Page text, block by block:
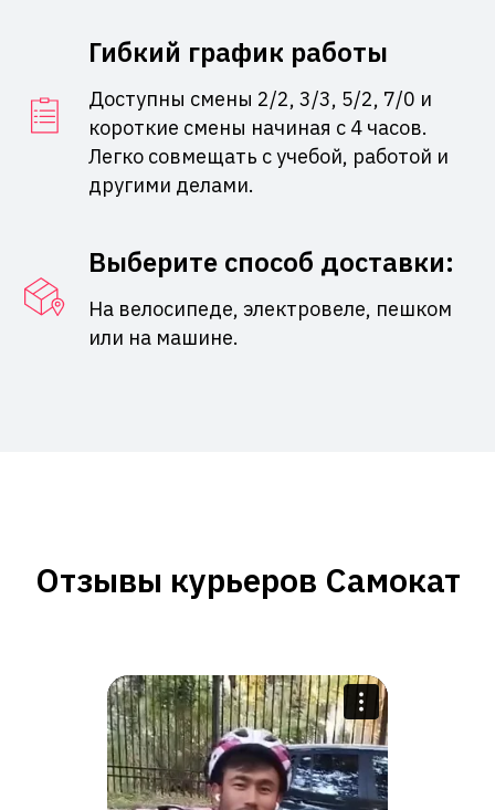
Гибкий график работы
Доступны смены 2/2, 3/3, 5/2, 7/0 и
короткие смены начиная с 4 часов.
Легко совмещать с учебой, работой и
другими делами.
Выберите способ доставки:
На велосипеде, электровеле, пешком
или на машине.
Отзывы курьеров Самокат